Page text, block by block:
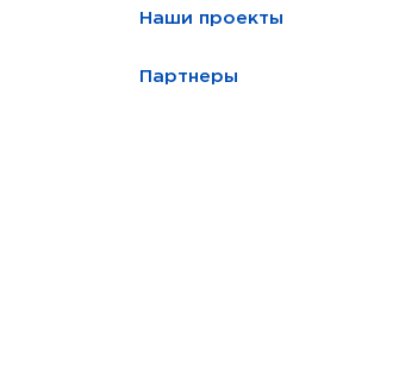
Наши проекты
Партнеры